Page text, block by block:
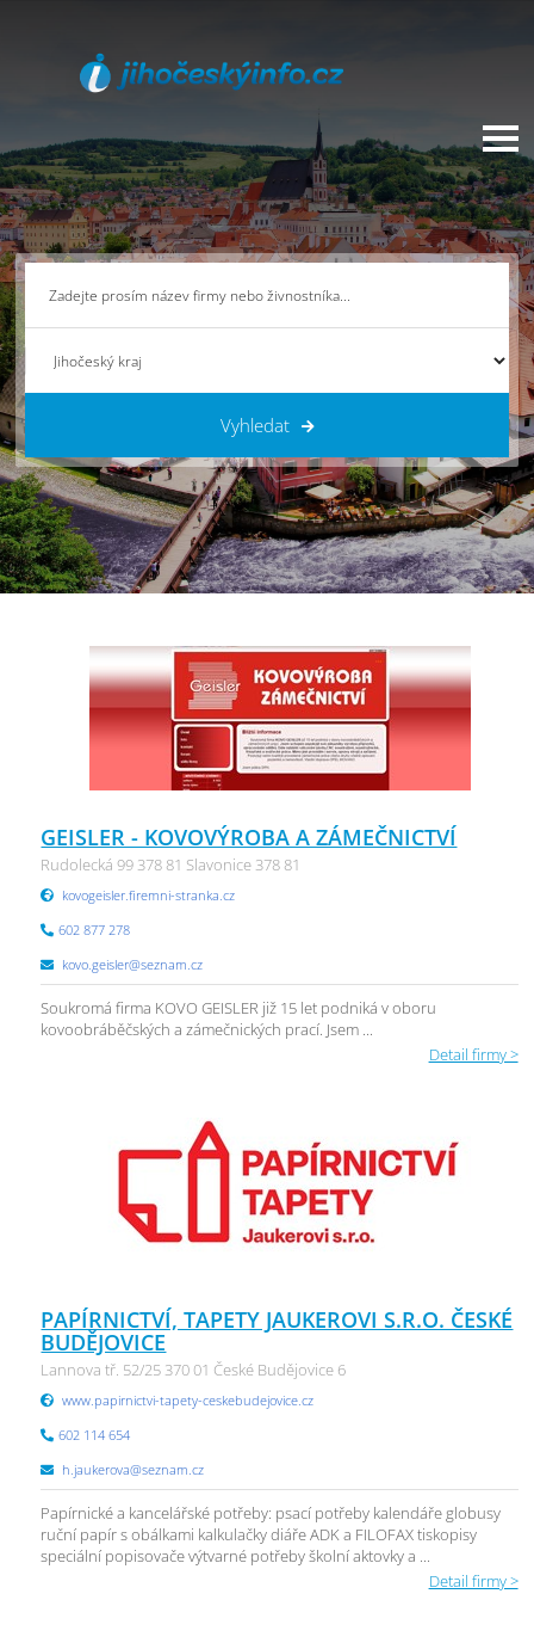
Vyhledat
GEISLER - KOVOVÝROBA A ZÁMEČNICTVÍ
Rudolecká 99 378 81 Slavonice 378 81
kovogeisler.firemni-stranka.cz
602 877 278
kovo.geisler@seznam.cz
Soukromá firma KOVO GEISLER již 15 let podniká v oboru
kovoobráběčských a zámečnických prací. Jsem ...
Detail firmy >
PAPÍRNICTVÍ, TAPETY JAUKEROVI S.R.O. ČESKÉ
BUDĚJOVICE
Lannova tř. 52/25 370 01 České Budějovice 6
www.papirnictvi-tapety-ceskebudejovice.cz
602 114 654
h.jaukerova@seznam.cz
Papírnické a kancelářské potřeby: psací potřeby kalendáře globusy
ruční papír s obálkami kalkulačky diáře ADK a FILOFAX tiskopisy
speciální popisovače výtvarné potřeby školní aktovky a ...
Detail firmy >